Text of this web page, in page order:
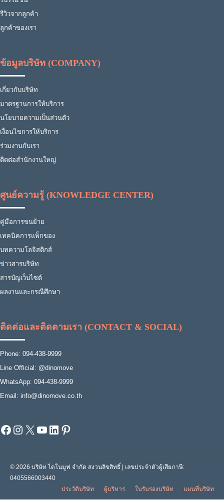
รีวิวจากลูกค้า
ลูกค้าของเรา
ข้อมูลบริษัท (COMPANY)
เกี่ยวกับบริษัท
มาตรฐานการให้บริการ
นโยบายความเป็นส่วนตัว
เงื่อนไขการให้บริการ
ร่วมงานกับเรา
ติดต่อสำนักงานใหญ่
ศูนย์ความรู้ (KNOWLEDGE CENTER)
คู่มือการขนย้าย
เทคนิคการแพ็กของ
บทความโลจิสติกส์
ข่าวสารบริษัท
สารบัญเว็บไซต์
ผลงานและกรณีศึกษา
ติดต่อและติดตามเรา (CONTACT & SOCIAL)
Phone: 094-438-9999
Line Official: @dinomove
WhatsApp: 094-438-9999
Email: info@dinomove.co.th
Facebook
Instagram
X YouTube
LinkedIn
Pinterest
© 2026 บริษัท ไดโนมูฟ จำกัด สงวนลิขสิทธิ์ | เลขประจำตัวผู้เสียภาษี:
0405566003440
ประวัติบริษัท
ผู้บริหาร ใบรับรองบริษัท แผนที่บริษัท